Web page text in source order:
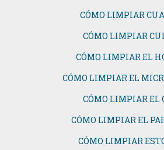
CÓMO LIMPIAR
CÓMO LIMPIAR
CÓMO LIMPIAR EL
CÓMO LIMPIAR EL
CÓMO LIMPIAR EL
CÓMO LIMPIAR EL
CÓMO LIMPIAR